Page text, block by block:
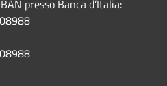
presso Banca d’Italia: